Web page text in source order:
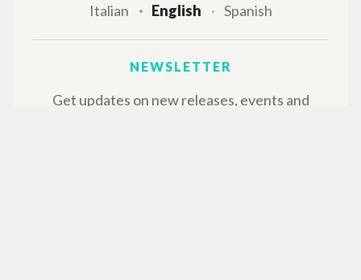
Italian English Spanish
NEWSLETTER
Get updates on new releases, events and